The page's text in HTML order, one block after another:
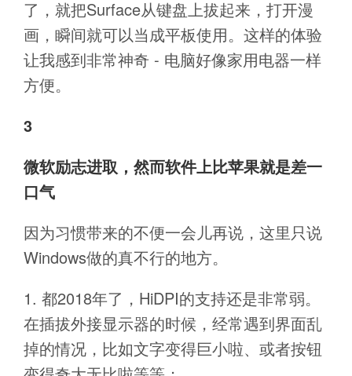
了，就把Surface从键盘上拔起来，打开漫
画，瞬间就可以当成平板使用。这样的体验
让我感到非常神奇 - 电脑好像家用电器一样
方便。
3
微软励志进取，然而软件上比苹果就是差一
口气
因为习惯带来的不便一会儿再说，这里只说
Windows做的真不行的地方。
都2018年了，HiDPI的支持还是非常弱。
在插拔外接显示器的时候，经常遇到界面乱
掉的情况，比如文字变得巨小啦、或者按钮